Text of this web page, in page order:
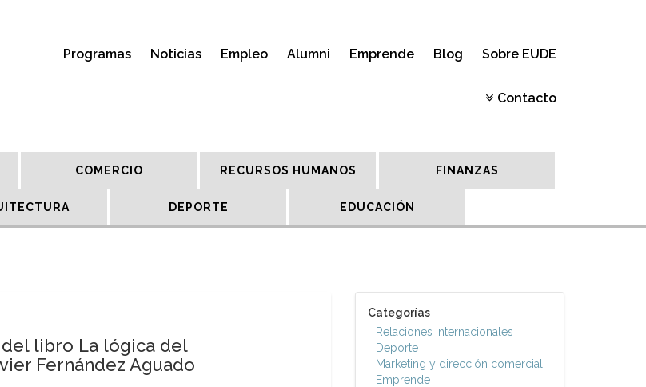
Programas Noticias Empleo Alumni Emprende Blog Sobre EUDE
Contacto
COMERCIO RECURSOS HUMANOS FINANZAS
DEPORTE EDUCACIÓN
libro La lógica del
Fernández Aguado
Categorías
Relaciones Internacionales
Deporte
Marketing y dirección comercial
Emprende